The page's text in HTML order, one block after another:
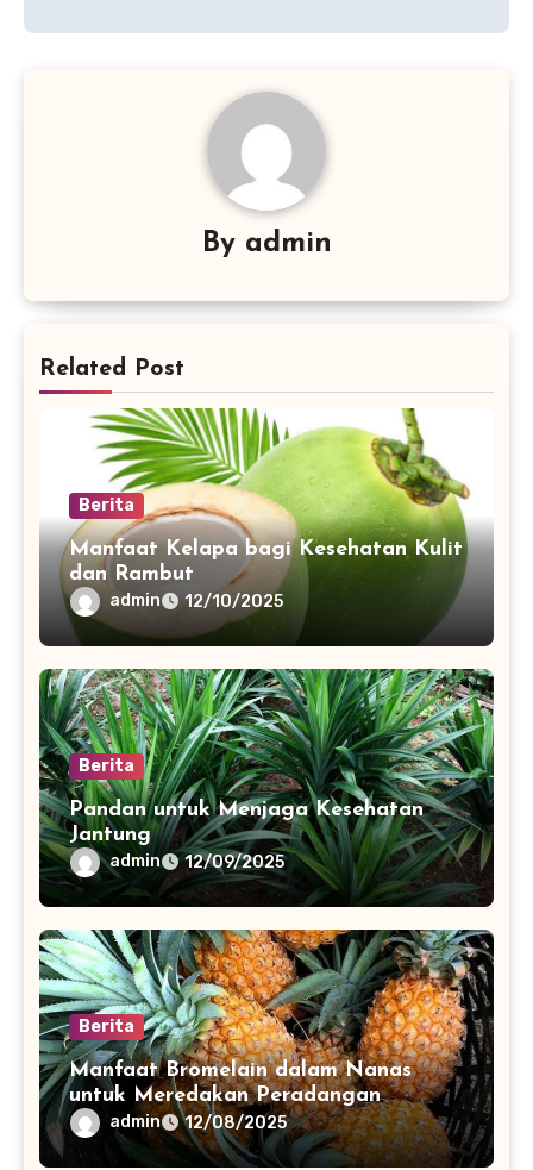
By admin
Related Post
Berita
Manfaat Kelapa bagi Kesehatan Kulit
dan Rambut
admin 12/10/2025
Berita
Pandan untuk Menjaga Kesehatan
Jantung
admin 12/09/2025
Berita
Manfaat Bromelain dalam Nanas
untuk Meredakan Peradangan
admin 12/08/2025